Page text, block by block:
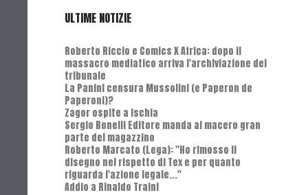
ULTIME NOTIZIE
Roberto Riccio e Comics X Africa: dopo il
massacro mediatico arriva l'archiviazione del
tribunale
La Panini censura Mussolini (e Paperon de
Paperoni)?
Zagor ospite a Ischia
Sergio Bonelli Editore manda al macero gran
parte del magazzino
Roberto Marcato (Lega): "Ho rimosso il
disegno nel rispetto di Tex e per quanto
riguarda l'azione legale..."
Addio a Rinaldo Traini